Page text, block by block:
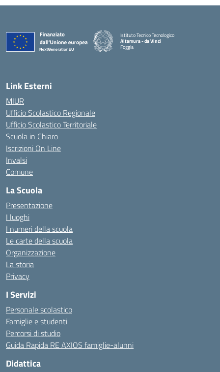
Istituto Tecnico Tecnologico
Altamura - da Vinci
Foggia
— Visita la pagina iniziale della scuola
Link Esterni
MIUR
Ufficio Scolastico Regionale
Ufficio Scolastico Territoriale
Scuola in Chiaro
Iscrizioni On Line
Invalsi
Comune
La Scuola
Presentazione
I luoghi
I numeri della scuola
Le carte della scuola
Organizzazione
La storia
Privacy
I Servizi
Personale scolastico
Famiglie e studenti
Percorsi di studio
Guida Rapida RE AXIOS famiglie-alunni
Didattica